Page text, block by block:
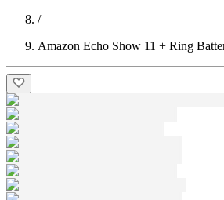
/
Amazon Echo Show 11 + Ring